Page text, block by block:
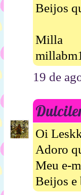
Beijos
Milla
19 de
Oi
Adoro
Meu e-
Beijos e